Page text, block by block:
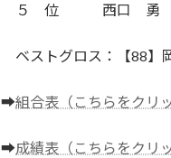
５ 位 西口
ベストグロス：【
➡組合表（こちらをクリッ
➡成績表（こちらをクリッ